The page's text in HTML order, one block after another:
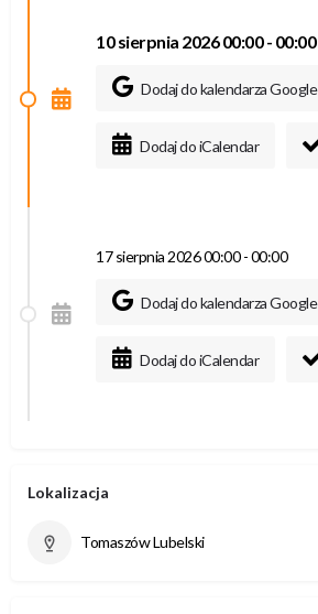
10 sierpnia 2026 00:00 - 00:00
Dodaj do kalendarza Google
Dodaj do iCalendar
17 sierpnia 2026 00:00 - 00:00
Dodaj do kalendarza Google
Dodaj do iCalendar
Lokalizacja
Tomaszów Lubelski